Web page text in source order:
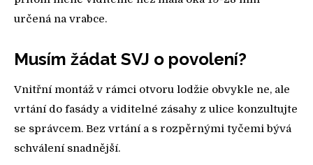
určená na vrabce.
Musím žádat SVJ o povolení?
Vnitřní montáž v rámci otvoru lodžie obvykle ne, ale
vrtání do fasády a viditelné zásahy z ulice konzultujte
se správcem. Bez vrtání a s rozpěrnými tyčemi bývá
schválení snadnější.